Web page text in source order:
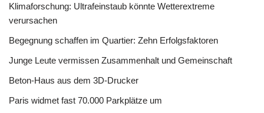
Klimaforschung: Ultrafeinstaub könnte Wetterextreme
verursachen
Begegnung schaffen im Quartier: Zehn Erfolgsfaktoren
Junge Leute vermissen Zusammenhalt und Gemeinschaft
Beton-Haus aus dem 3D-Drucker
Paris widmet fast 70.000 Parkplätze um